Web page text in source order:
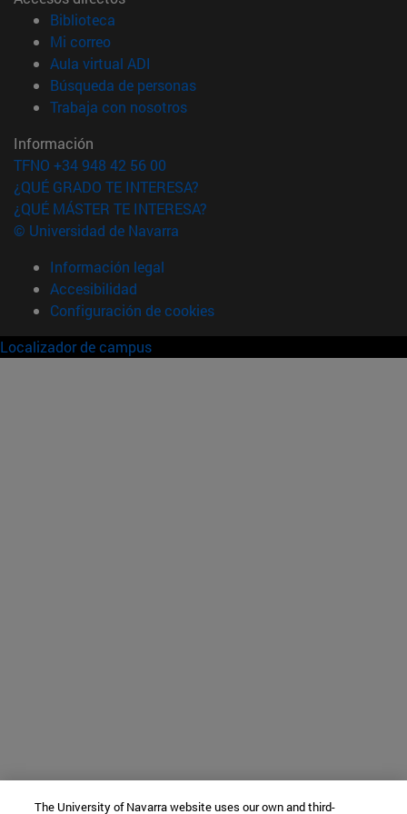
Biblioteca
Mi correo(abre en nueva ventana)
Aula virtual ADI
Búsqueda de personas(abre en nueva ventana)
Trabaja con nosotros(abre en nueva ventana)
Información
TFNO +34 948 42 56 00
¿QUÉ GRADO TE INTERESA?
¿QUÉ MÁSTER TE INTERESA?
© Universidad de Navarra
Información legal
Accesibilidad
Configuración de cookies
Localizador de campus
The University of Navarra website uses our own and third-